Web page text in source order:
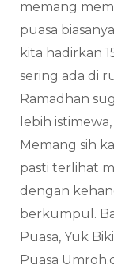
memang
puasa
kita hadirkan
sering ada di
Ramadhan
lebih
Memang sih
pasti terlihat
dengan
berkumpul.
Puasa, Yuk
Puasa